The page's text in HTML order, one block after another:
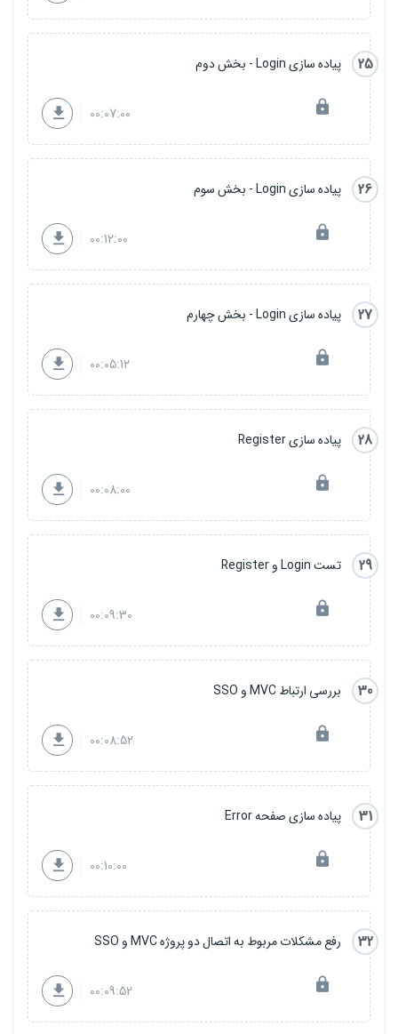
25 پیاده سازی Login - بخش دوم
00:07:00
26 پیاده سازی Login - بخش سوم
00:12:00
27 پیاده سازی Login - بخش چهارم
00:05:12
28 پیاده سازی Register
00:08:00
29 تست Login و Register
00:09:30
30 بررسی ارتباط MVC و SSO
00:08:52
31 پیاده سازی صفحه Error
00:10:00
32 رفع مشکلات مربوط به اتصال دو پروژه MVC و SSO
00:09:52